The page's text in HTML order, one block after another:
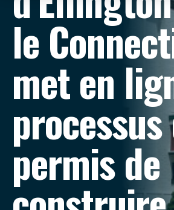
le
met en
permis de